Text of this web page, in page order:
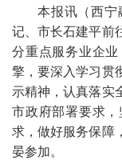
本报讯（西
记、市长石建平前
分重点服务业企
擎，要深入学习贯
示精神，认真落实
市政府部署要求
求，做好服务保障
晏参加。